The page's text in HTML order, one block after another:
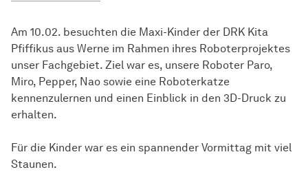
Am 10.02. besuchten die Maxi-Kinder der DRK Kita
Pfiffikus aus Werne im Rahmen ihres Roboterprojektes
unser Fachgebiet. Ziel war es, unsere Roboter Paro,
Miro, Pepper, Nao sowie eine Roboterkatze
kennenzulernen und einen Einblick in den 3D-Druck zu
erhalten.
Für die Kinder war es ein spannender Vormittag mit viel
Staunen.